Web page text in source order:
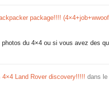
package!!!!
du 4×4 ou si vous avez des
4×4 Land Rover discovery!!!!! dans le